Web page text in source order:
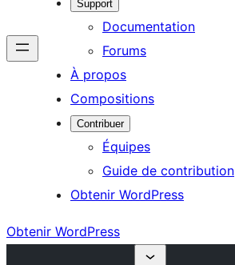
Support
Documentation
Forums
À propos
Compositions
Contribuer
Équipes
Guide de contribution
Obtenir WordPress
Obtenir WordPress